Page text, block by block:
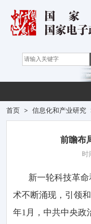
首页 > 信息化和产业研究
前瞻布
时
新一轮科技革
术不断涌现，引领
年1月，中共中央政